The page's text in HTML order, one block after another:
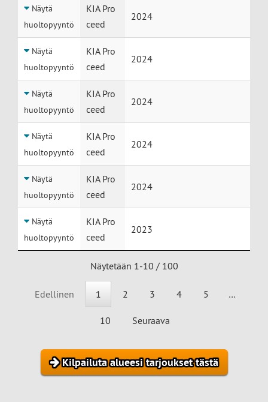
Näytä
huoltopyyntö
KIA Pro
ceed
2024
Näytä
huoltopyyntö
KIA Pro
ceed
2024
Näytä
huoltopyyntö
KIA Pro
ceed
2024
Näytä
huoltopyyntö
KIA Pro
ceed
2024
Näytä
huoltopyyntö
KIA Pro
ceed
2024
Näytä
huoltopyyntö
KIA Pro
ceed
2023
Näytetään 1-10 / 100
Edellinen 1 2 3 4 5 …
10 Seuraava
Kilpailuta alueesi tarjoukset tästä